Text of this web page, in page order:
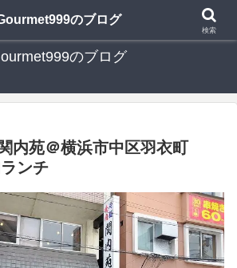
行く旅行・子供とのお出かけを書いたブログです
のブログ
内苑＠横浜市中区羽衣町
ンチ
のブログ
検索